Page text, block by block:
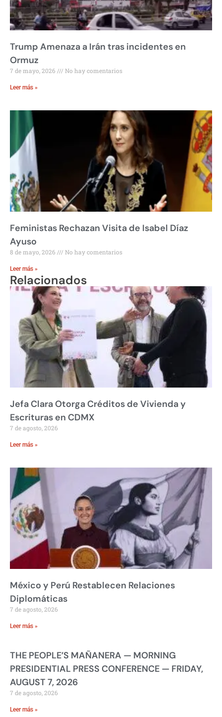
Trump Amenaza a Irán tras incidentes en
Ormuz
7 de mayo, 2026 No hay comentarios
Leer más »
Feministas Rechazan Visita de Isabel Díaz
Ayuso
8 de mayo, 2026 No hay comentarios
Leer más »
Relacionados
Jefa Clara Otorga Créditos de Vivienda y
Escrituras en CDMX
7 de agosto, 2026
Leer más »
México y Perú Restablecen Relaciones
Diplomáticas
7 de agosto, 2026
Leer más »
THE PEOPLE’S MAÑANERA — MORNING
PRESIDENTIAL PRESS CONFERENCE — FRIDAY,
AUGUST 7, 2026
7 de agosto, 2026
Leer más »